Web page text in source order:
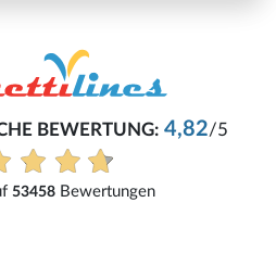
René
Eifach und problemlos.
Alle Bewertungen anzeigen